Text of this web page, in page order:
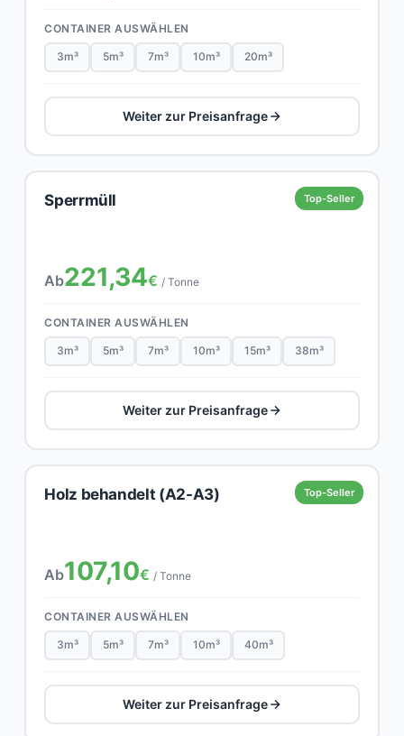
CONTAINER AUSWÄHLEN
3m³ 5m³ 7m³ 10m³ 20m³
Weiter zur Preisanfrage
Top-Seller
Sperrmüll
Ab221,34€ / Tonne
CONTAINER AUSWÄHLEN
3m³ 5m³ 7m³ 10m³ 15m³ 38m³
Weiter zur Preisanfrage
Top-Seller
Holz behandelt (A2-A3)
Ab107,10€ / Tonne
CONTAINER AUSWÄHLEN
3m³ 5m³ 7m³ 10m³ 40m³
Weiter zur Preisanfrage